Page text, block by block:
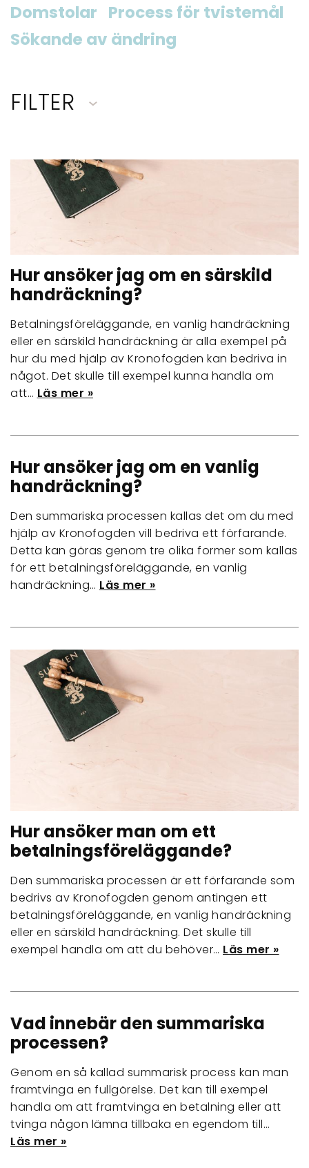
Domstolar Process för tvistemål
Sökande av ändring
FILTER
Hur ansöker jag om en särskild
handräckning?
Betalningsföreläggande, en vanlig handräckning
eller en särskild handräckning är alla exempel på
hur du med hjälp av Kronofogden kan bedriva in
något. Det skulle till exempel kunna handla om
att… Läs mer »
Hur ansöker jag om en vanlig
handräckning?
Den summariska processen kallas det om du med
hjälp av Kronofogden vill bedriva ett förfarande.
Detta kan göras genom tre olika former som kallas
för ett betalningsföreläggande, en vanlig
handräckning… Läs mer »
Hur ansöker man om ett
betalningsföreläggande?
Den summariska processen är ett förfarande som
bedrivs av Kronofogden genom antingen ett
betalningsföreläggande, en vanlig handräckning
eller en särskild handräckning. Det skulle till
exempel handla om att du behöver… Läs mer »
Vad innebär den summariska
processen?
Genom en så kallad summarisk process kan man
framtvinga en fullgörelse. Det kan till exempel
handla om att framtvinga en betalning eller att
tvinga någon lämna tillbaka en egendom till…
Läs mer »